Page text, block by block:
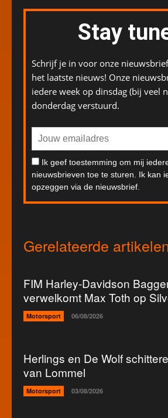
Stay
Schrijf je in voor onze
het laatste nieuws! Onze
iedere week op dinsdag (bij veel
donderdag verstuurd.
Ik geef toestemming om mij
nieuwsbrieven toe te sturen. Ik kan
opzeggen via de nieuwsbrief.
Gerelateerde
FIM Harley-Davidson
verwelkomt Max Toth op
Motorsport 06/08/2026
Herlings en De Wolf
van Lommel
Motorsport 03/08/2026